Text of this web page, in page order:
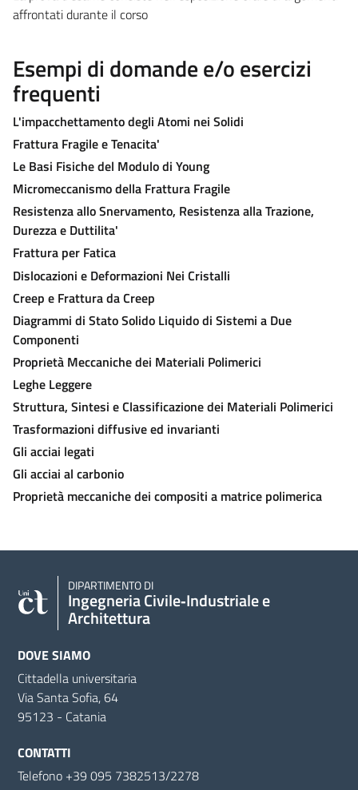
affrontati durante il corso
Esempi di domande e/o esercizi
frequenti
L'impacchettamento degli Atomi nei Solidi
Frattura Fragile e Tenacita'
Le Basi Fisiche del Modulo di Young
Micromeccanismo della Frattura Fragile
Resistenza allo Snervamento, Resistenza alla Trazione,
Durezza e Duttilita'
Frattura per Fatica
Dislocazioni e Deformazioni Nei Cristalli
Creep e Frattura da Creep
Diagrammi di Stato Solido Liquido di Sistemi a Due
Componenti
Proprietà Meccaniche dei Materiali Polimerici
Leghe Leggere
Struttura, Sintesi e Classificazione dei Materiali Polimerici
Trasformazioni diffusive ed invarianti
Gli acciai legati
Gli acciai al carbonio
Proprietà meccaniche dei compositi a matrice polimerica
DIPARTIMENTO DI
Ingegneria Civile‑Industriale e
Architettura
DOVE SIAMO
Cittadella universitaria
Via Santa Sofia, 64
95123 - Catania
CONTATTI
Telefono +39 095 7382513/2278